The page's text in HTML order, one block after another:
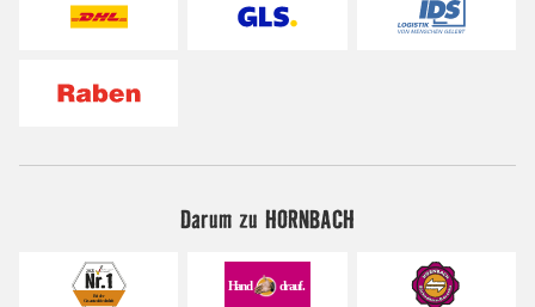
Darum zu HORNBACH